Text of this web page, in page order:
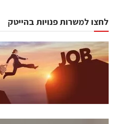
לחצו למשרות פנויות בהייטק